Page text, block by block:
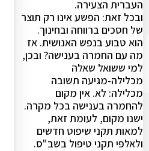
העברית הצעירה.
ובכל זאת: הפשע אינו רק תוצר
של חסכים ברווחה ובחינוך.
הוא טבוע בנפש האנושית. אז
מה עם החמרה בענישה? ובכן,
למי ששואל שאלה
מכלילה-מגיעה תשובה
מכלילה: לא. אין מקום
להחמרה בענישה בכל מקרה.
ישנו מקום, לעומת זאת,
למאות תקני שיפוט חדשים
ולאלפי תקני טיפול בשב"ס.